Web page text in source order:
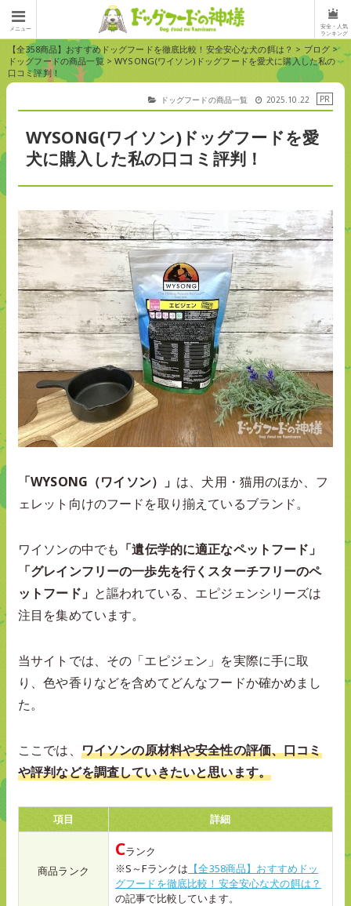
メニュー
安全・人気
ランキング
【全358商品】おすすめドッグフードを徹底比較！安全安心な犬の餌は？ > ブログ >
ドッグフードの商品一覧>WYSONG(ワイソン)ドッグフードを愛犬に購入した私の
口コミ評判！
ドッグフードの商品一覧 2025.10.22
WYSONG(ワイソン)ドッグフードを愛
犬に購入した私の口コミ評判！
「WYSONG（ワイソン）」 は、犬用・猫用のほか、フ
ェレット向けのフードを取り揃えているブランド。
ワイソンの中でも 「遺伝学的に適正なペットフード」
「グレインフリーの一歩先を行くスターチフリーのペ
ットフード」 と謳われている、エピジェンシリーズは
注目を集めています。
当サイトでは、その「エピジェン」を実際に手に取
り、色や香りなどを含めてどんなフードか確かめまし
た。
ここでは、 ワイソンの原材料や安全性の評価、口コミ
や評判などを調査していきたいと思います。
項目 詳細
商品ランク
Cランク
※S～Fランクは 【全358商品】おすすめドッ
グフードを徹底比較！安全安心な犬の餌は？
の記事で比較しています。